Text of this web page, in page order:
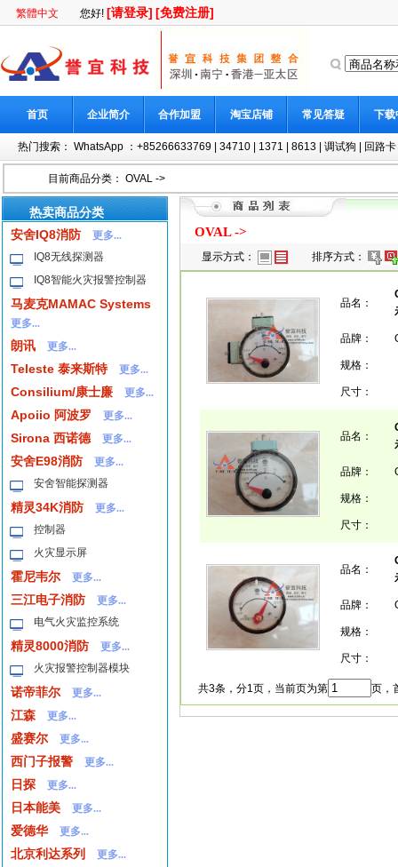
繁體中文 您好! [请登录] [免费注册]
首页 企业简介 合作加盟 淘宝店铺 常见答疑 下载
热门搜索： WhatsApp ：+85266633769 34710 1371 8613 调试狗 回路卡
目前商品分类： OVAL ->
热卖商品分类
安舍IQ8消防
更多...
IQ8无线探测器
IQ8智能火灾报警控制器
马麦克MAMAC Systems
更多...
朗讯 更多...
Teleste 泰来斯特 更多...
Consilium/康士廉 更多...
Apoiio 阿波罗 更多...
Sirona 西诺德 更多...
安舍E98消防
更多...
安舍智能探测器
精灵34K消防
更多...
控制器
火灾显示屏
霍尼韦尔 更多...
三江电子消防
更多...
电气火灾监控系统
精灵8000消防
更多...
火灾报警控制器模块
诺帝菲尔 更多...
江森 更多...
盛赛尔 更多...
西门子报警 更多...
日探 更多...
日本能美 更多...
爱德华 更多...
北京利达系列 更多...
OVAL->
显示方式： 排序方式：
品名：
品牌：
规格：
尺寸：
品名：
品牌：
规格：
尺寸：
品名：
品牌：
规格：
尺寸：
共3条，分1页，当前页为第 页，